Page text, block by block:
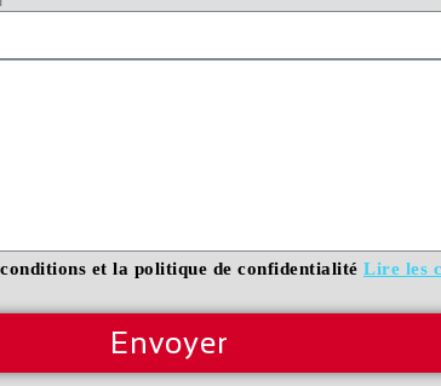
et la politique de confidentialité Lire les
Envoyer